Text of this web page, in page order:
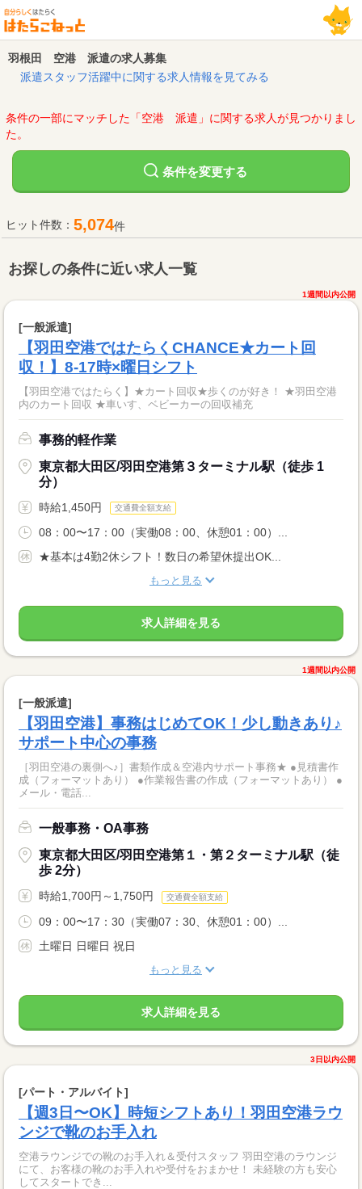
羽根田 空港 派遣の求人募集
派遣スタッフ活躍中に関する求人情報を見てみる
条件の一部にマッチした「空港 派遣」に関する求人が見つかりまし
た。
条件を変更する
ヒット件数： 5,074件
お探しの条件に近い求人一覧
1週間以内公開
[一般派遣]
【羽田空港ではたらくCHANCE★カート回
収！】8-17時×曜日シフト
【羽田空港ではたらく】★カート回収★歩くのが好き！ ★羽田空港
内のカート回収 ★車いす、ベビーカーの回収補充
事務的軽作業
東京都大田区/羽田空港第３ターミナル駅（徒歩 1
分）
時給1,450円 交通費全額支給
08：00〜17：00（実働08：00、休憩01：00）...
★基本は4勤2休シフト！数日の希望休提出OK...
もっと見る
求人詳細を見る
1週間以内公開
[一般派遣]
【羽田空港】事務はじめてOK！少し動きあり♪
サポート中心の事務
［羽田空港の裏側へ♪］書類作成＆空港内サポート事務★ ●見積書作
成（フォーマットあり） ●作業報告書の作成（フォーマットあり） ●
メール・電話...
一般事務・OA事務
東京都大田区/羽田空港第１・第２ターミナル駅（徒
歩 2分）
時給1,700円～1,750円 交通費全額支給
09：00〜17：30（実働07：30、休憩01：00）...
土曜日 日曜日 祝日
もっと見る
求人詳細を見る
3日以内公開
[パート・アルバイト]
【週3日〜OK】時短シフトあり！羽田空港ラウ
ンジで靴のお手入れ
空港ラウンジでの靴のお手入れ＆受付スタッフ 羽田空港のラウンジ
にて、お客様の靴のお手入れや受付をおまかせ！ 未経験の方も安心
してスタートでき...